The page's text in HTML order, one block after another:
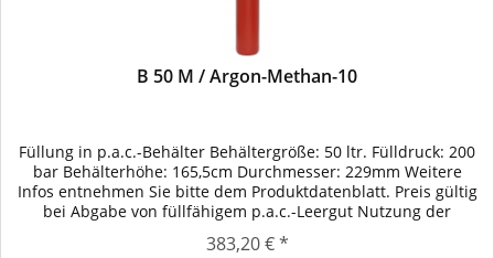
B 50 M / Argon-Methan-10
Füllung in p.a.c.-Behälter Behältergröße: 50 ltr. Fülldruck: 200
bar Behälterhöhe: 165,5cm Durchmesser: 229mm Weitere
Infos entnehmen Sie bitte dem Produktdatenblatt. Preis gültig
bei Abgabe von füllfähigem p.a.c.-Leergut Nutzung der
Behälter gem. vereinbarten Konditionen.
383,20 € *